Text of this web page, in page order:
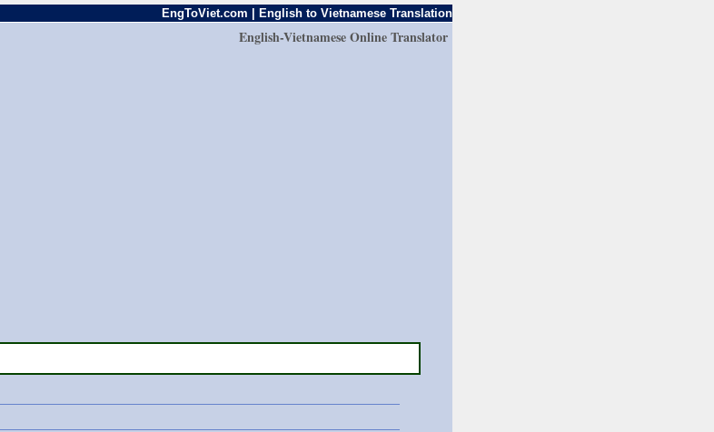
EngToViet.com | English to Vietnamese Translation
English-Vietnamese Online Translator